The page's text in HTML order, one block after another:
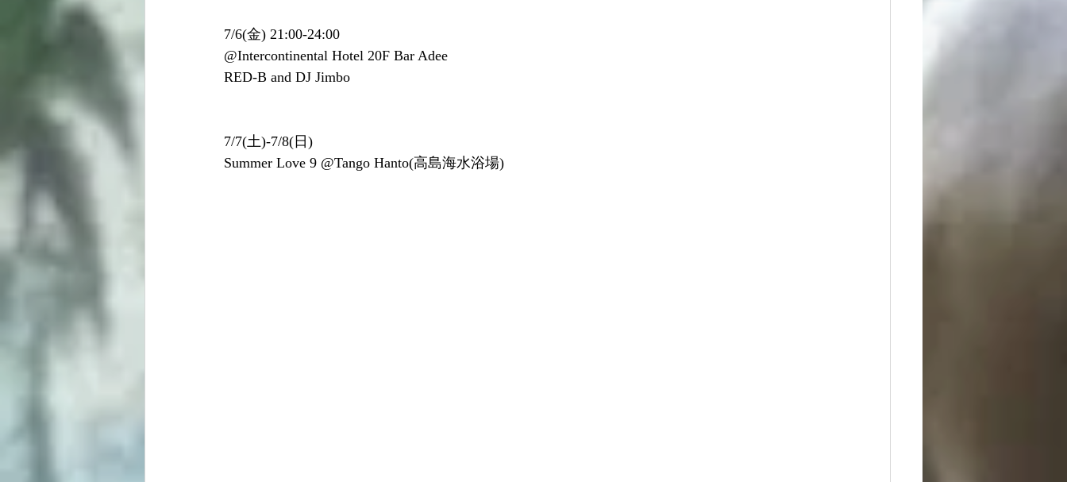
7/6(金) 21:00-24:00
@Intercontinental Hotel 20F Bar Adee
RED-B and DJ Jimbo
7/7(土)-7/8(日)
Summer Love 9 @Tango Hanto(高島海水浴場)